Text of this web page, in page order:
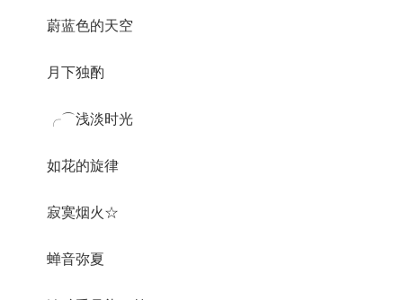
蔚蓝色的天空
月下独酌
╭⌒浅淡时光
如花的旋律
寂寞烟火☆
蝉音弥夏